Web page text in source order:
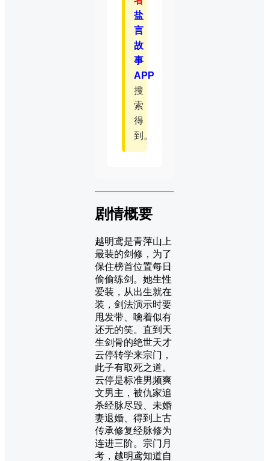
盐
言
故
事
APP
搜
索
得
到。
剧情概要
越明鸢是青萍山上
最装的剑修，为了
保住榜首位置每日
偷偷练剑。她生性
爱装，从出生就在
装，剑法演示时要
甩发带、噙着似有
还无的笑。直到天
生剑骨的绝世天才
云停转学来宗门，
此子有取死之道。
云停是标准男频爽
文男主，被仇家追
杀经脉尽毁、未婚
妻退婚、得到上古
传承修复经脉修为
连进三阶。宗门月
考，越明鸢知道自